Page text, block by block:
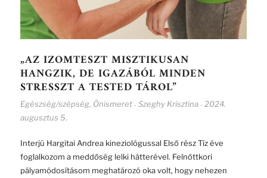
„AZ IZOMTESZT MISZTIKUSAN
HANGZIK, DE IGAZÁBÓL MINDEN
STRESSZT A TESTED TÁROL”
Egészség/szépség, Önismeret - Szeghy Krisztina - 2024.
augusztus 5.
Interjú Hargitai Andrea kineziológussal Első rész Tíz éve
foglalkozom a meddőség lelki hátterével. Felnőttkori
pályamódosításom meghatározó oka volt, hogy nehezen